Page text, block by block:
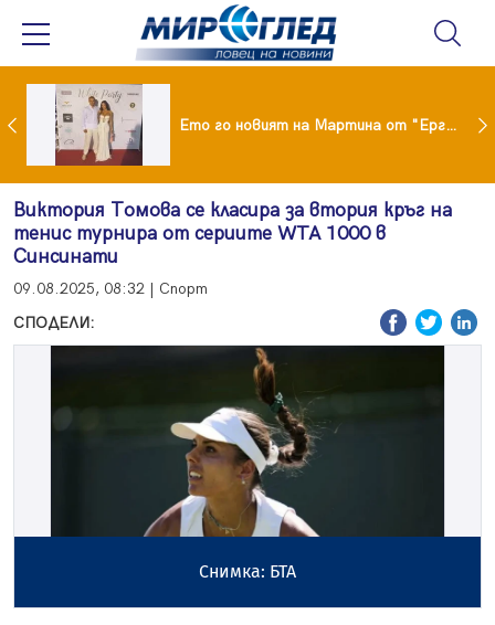
И Ники Кънчев се разведе тайно като Геро Ето го новият на Мартина от "Ергенът"
Виктория Томова се класира за втория кръг на
тенис турнира от сериите WTA 1000 в
Синсинати
09.08.2025, 08:32 | Спорт
СПОДЕЛИ:
Снимка: БТА